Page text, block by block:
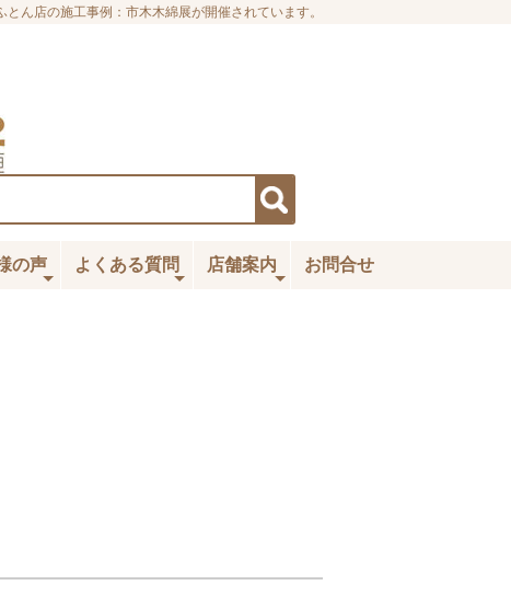
とん店の施工事例：市木木綿展が開催されています。
の声 よくある質問 店舗案内 お問合せ